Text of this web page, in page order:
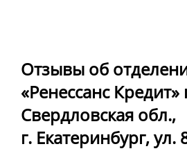
Отзывы об
«Ренессанс Кредит»
Свердловская обл.,
г. Екатеринбург, ул.